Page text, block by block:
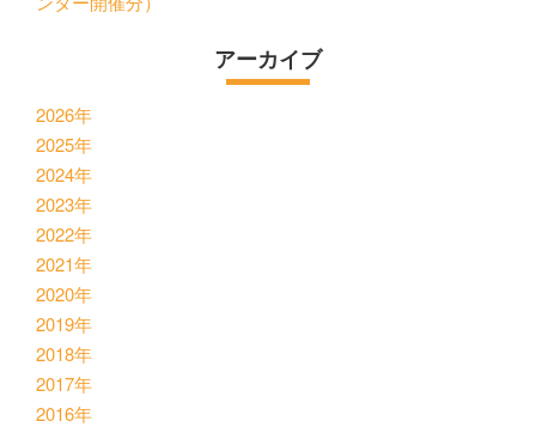
アーカイブ
2026年
2025年
2024年
2023年
2022年
2021年
2020年
2019年
2018年
2017年
2016年